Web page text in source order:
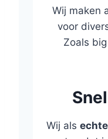
Wij maken
voor
Zoals
Wij als